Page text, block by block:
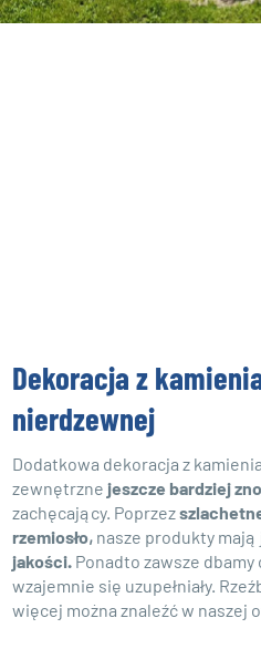
Dekoracja z
nierdzewnej
Dodatkowa dekoracja z
zewnętrznejeszcze bardziej
zachęcający. Poprzez
rzemiosło, nasze produkty
jakości. Ponadto zawsze dbamy
wzajemnie się uzupełniały.
więcej można znaleźć w naszej